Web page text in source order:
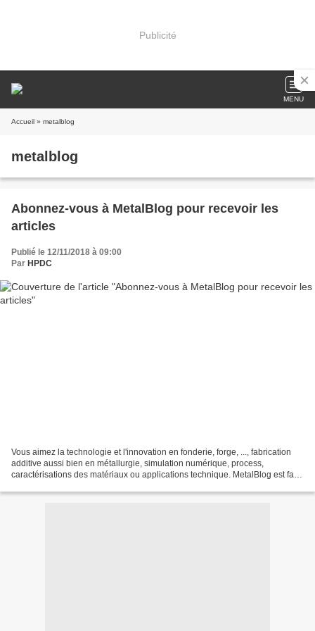
Publicité
MENU
Accueil » metalblog
metalblog
Abonnez-vous à MetalBlog pour recevoir les
articles
Publié le 12/11/2018 à 09:00
Par HPDC
Vous aimez la technologie et l'innovation en fonderie, forge, ..., fabrication
additive aussi bien en métallurgie, simulation numérique, process,
caractérisations des matériaux ou applications technique. MetalBlog est fait